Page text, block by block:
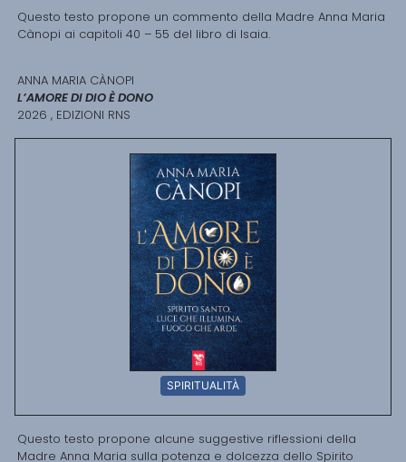
Questo testo propone un commento della Madre Anna Maria
Cànopi ai capitoli 40 – 55 del libro di Isaia.
ANNA MARIA CÀNOPI
L’AMORE DI DIO È DONO
2026 , EDIZIONI RNS
SPIRITUALITÀ
Questo testo propone alcune suggestive riflessioni della
Madre Anna Maria sulla potenza e dolcezza dello Spirito